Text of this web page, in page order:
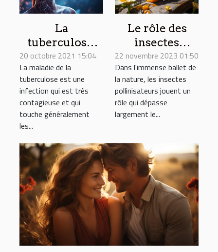
La
tuberculose,
parlons de ses
causes et
symptômes
20 octobre 2021 15:04
La maladie de la
tuberculose est une
infection qui est très
contagieuse et qui
touche généralement
les...
Le rôle des
insectes
pollinisateurs
dans la
production de
nos aliments
22 novembre 2023 01:50
Dans l'immense ballet de
la nature, les insectes
pollinisateurs jouent un
rôle qui dépasse
largement le...